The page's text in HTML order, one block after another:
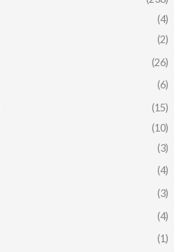
(4)
(2)
(26)
(6)
(15)
(10)
(3)
(4)
(3)
(4)
(1)